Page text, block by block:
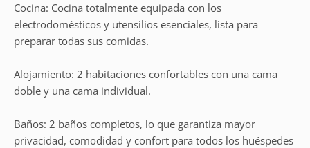
Cocina: Cocina totalmente equipada con los
electrodomésticos y utensilios esenciales, lista para
preparar todas sus comidas.
Alojamiento: 2 habitaciones confortables con una cama
doble y una cama individual.
Baños: 2 baños completos, lo que garantiza mayor
privacidad, comodidad y confort para todos los huéspedes